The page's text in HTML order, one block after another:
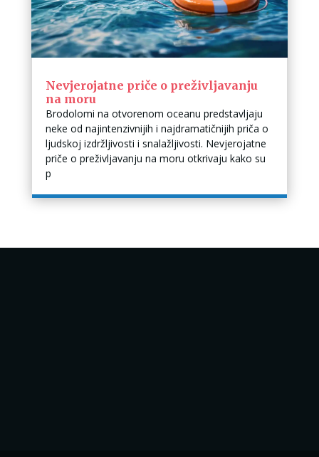
Nevjerojatne priče o preživljavanju
na moru
Brodolomi na otvorenom oceanu predstavljaju
neke od najintenzivnijih i najdramatičnijih priča o
ljudskoj izdržljivosti i snalažljivosti. Nevjerojatne
priče o preživljavanju na moru otkrivaju kako su
p